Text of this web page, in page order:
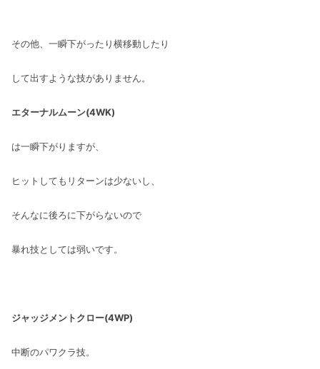
その他、一瞬下がったり横移動したり
して出すような技がありません。
エターナルムーン(4WK)
は一瞬下がりますが、
ヒットしてもリターンは少ないし、
そんなに後ろに下がらないので
暴れ技としては弱いです。
ジャッジメントクロー(4WP)
中断のパワクラ技。